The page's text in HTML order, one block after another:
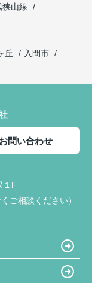
狭山線
丘
入間市
問い合わせ
１F
ご相談ください）